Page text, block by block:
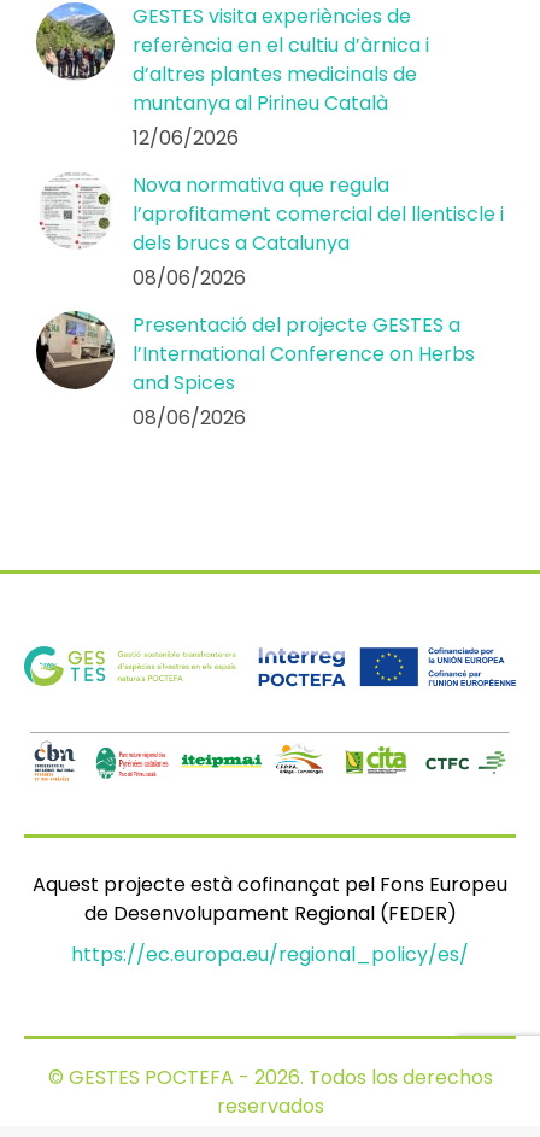
GESTES visita experiències de
referència en el cultiu d’àrnica i
d’altres plantes medicinals de
muntanya al Pirineu Català
12/06/2026
Nova normativa que regula
l’aprofitament comercial del llentiscle i
dels brucs a Catalunya
08/06/2026
Presentació del projecte GESTES a
l’International Conference on Herbs
and Spices
08/06/2026
Aquest projecte està cofinançat pel Fons Europeu
de Desenvolupament Regional (FEDER)
https://ec.europa.eu/regional_policy/es/
© GESTES POCTEFA - 2026. Todos los derechos
reservados